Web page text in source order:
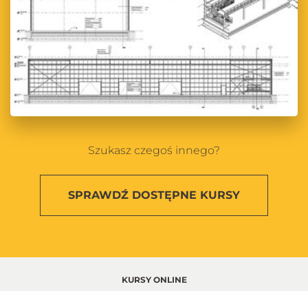
Szukasz czegoś innego?
SPRAWDŹ DOSTĘPNE KURSY
KURSY ONLINE